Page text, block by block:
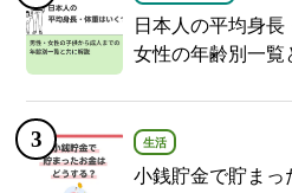
日本人の平均身長
女性の年齢別一覧
生活
小銭貯金で貯まっ